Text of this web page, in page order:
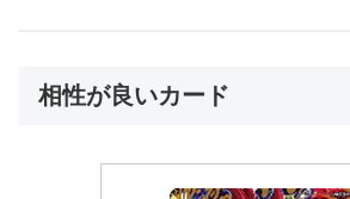
相性が良いカード